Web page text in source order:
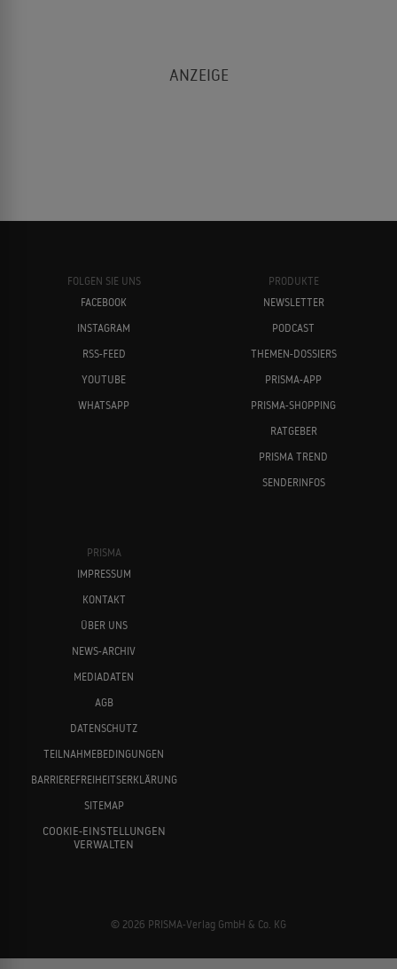
FOLGEN SIE UNS
FACEBOOK
INSTAGRAM
RSS-FEED
YOUTUBE
WHATSAPP
PRODUKTE
NEWSLETTER
PODCAST
THEMEN-DOSSIERS
PRISMA-APP
PRISMA-SHOPPING
RATGEBER
PRISMA TREND
SENDERINFOS
PRISMA
IMPRESSUM
KONTAKT
ÜBER UNS
NEWS-ARCHIV
MEDIADATEN
AGB
DATENSCHUTZ
TEILNAHMEBEDINGUNGEN
BARRIEREFREIHEITSERKLÄRUNG
SITEMAP
COOKIE-EINSTELLUNGEN
VERWALTEN
© 2026 PRISMA-Verlag GmbH & Co. KG